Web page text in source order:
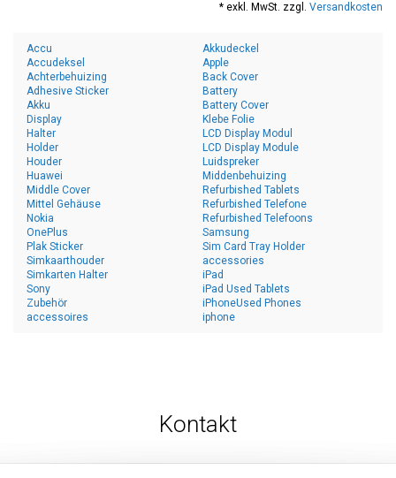
* exkl. MwSt. zzgl. Versandkosten
Accu
Accudeksel
Achterbehuizing
Adhesive Sticker
Akku
Akkudeckel
Apple
Back Cover
Battery
Battery Cover
Display
Halter
Holder
Houder
Huawei
Klebe Folie
LCD Display Modul
LCD Display Module
Luidspreker
Middenbehuizing
Middle Cover
Mittel Gehäuse
Nokia
OnePlus
Plak Sticker
Refurbished Tablets
Refurbished Telefone
Refurbished Telefoons
Samsung
Sim Card Tray Holder
Simkaarthouder
Simkarten Halter
Sony
Zubehör
accessoires
accessories
iPad
iPad Used Tablets
iPhoneUsed Phones
iphone
Kontakt